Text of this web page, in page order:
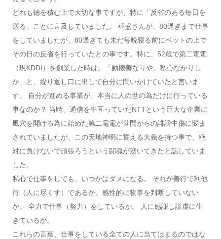
どれも徳を積む上で大切な事ですが、特に「反省のある毎日を
送る」ことに言及していました。 稲盛さんが、80過ぎまで仕事
をしていましたが、80過ぎても未だ毎晩寝る前にベットの上で
その日の反省を行っていたとの事です。特に、52歳で第二電電
（現KDDI）を創業した時は、「動機善なりや、私心なかりし
か」と、繰り返し口に出して自分に問いかけていたと言いま
す。 自分が進める事業が、本当に人の世の為だけに行っている
事なのか？ 当時、通信を牛耳っていたNTTという巨大な企業に
風穴を開ける為に始めた第二電電が世間からの誹謗中傷に悩ま
されていましたが、この天地神明に誓える大義を持つ事で、絶
対に負けないで頑張ろうという闘魂が湧いてきたと話していま
した。
私心で仕事をしても、いつかはダメになる。 それが善行で利他
行（人に尽くす）であるか。感性的に物事を判断していない
か。 全力で仕事（努力）をしているか。 人に感謝し謙虚に生
きているか。
これらの言葉、仕事をしている全ての人に当てはまるのではな